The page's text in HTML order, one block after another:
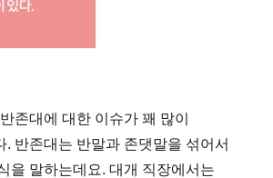
존대에 대한 이슈가 꽤 많이
. 반존대는 반말과 존댓말을 섞어서
을 말하는데요. 대개 직장에서는